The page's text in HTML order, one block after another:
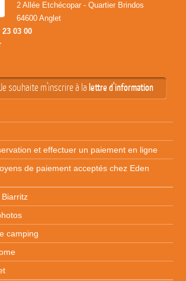
2 Allée Etchécopar - Quartier Brindos
64600 Anglet
23 03 00
Je souhaite m'inscrire à lalettre d'information
et effectuer un paiement en ligne
de paiement acceptés chez Eden
camping